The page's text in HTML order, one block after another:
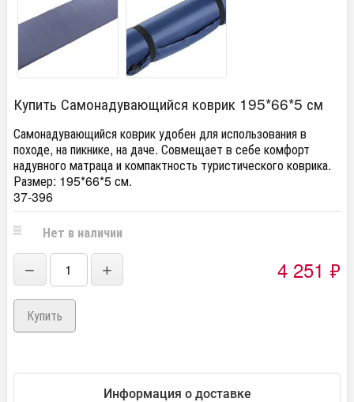
Купить Самонадувающийся коврик 195*66*5 см
Самонадувающийся коврик удобен для использования в
походе, на пикнике, на даче. Совмещает в себе комфорт
надувного матраца и компактность туристического коврика.
Размер: 195*66*5 см.
37-396
Нет в наличии
− + 4 251 ₽
Информация о доставке